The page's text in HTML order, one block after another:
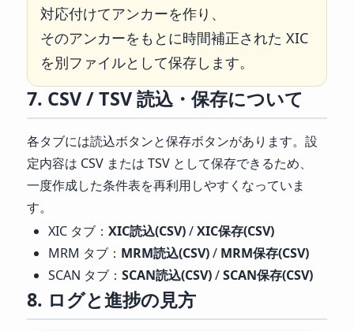
対応付けてアンカーを作り、
そのアンカーをもとに時間補正された XIC
を別ファイルとして保存します。
7. CSV / TSV 読込・保存について
各タブには読込ボタンと保存ボタンがあります。設
定内容は CSV または TSV として保存できるため、
一度作成した条件表を再利用しやすくなっていま
す。
XIC タブ： XIC読込(CSV)/XIC保存(CSV)
MRM タブ： MRM読込(CSV)/ MRM保存(CSV)
SCAN タブ： SCAN読込(CSV)/SCAN保存(CSV)
8. ログと進捗の見方